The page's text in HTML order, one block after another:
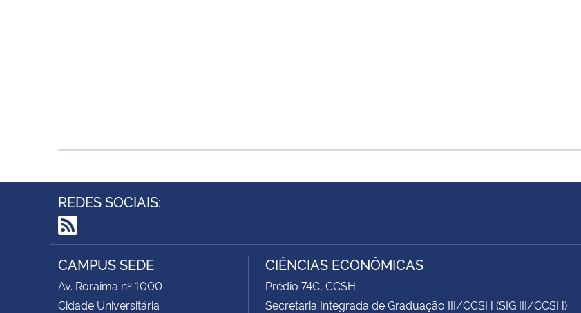
REDES SOCIAIS:
RSS
CAMPUS SEDE
Av. Roraima nº 1000
Cidade Universitária
CIÊNCIAS ECONÔMICAS
Prédio 74C, CCSH
Secretaria Integrada de Graduação III/CCSH (SIG III/CCSH)